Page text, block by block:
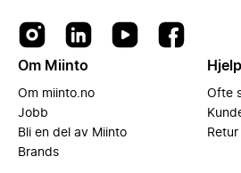
Om Miinto
Om miinto.no
Jobb
Bli en del av Miinto
Brands
Hjelp
Ofte
Retur